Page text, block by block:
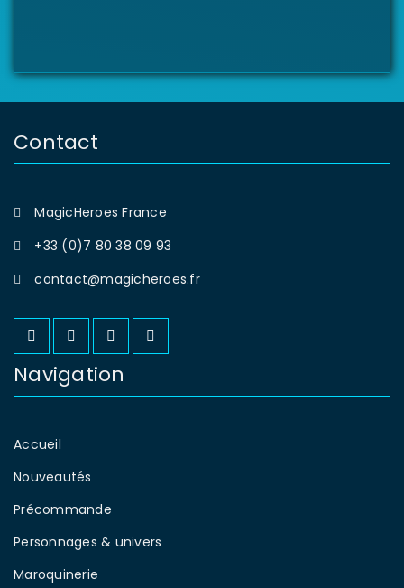
Contact
MagicHeroes France
+33 (0)7 80 38 09 93
contact@magicheroes.fr
Navigation
Accueil
Nouveautés
Précommande
Personnages & univers
Maroquinerie